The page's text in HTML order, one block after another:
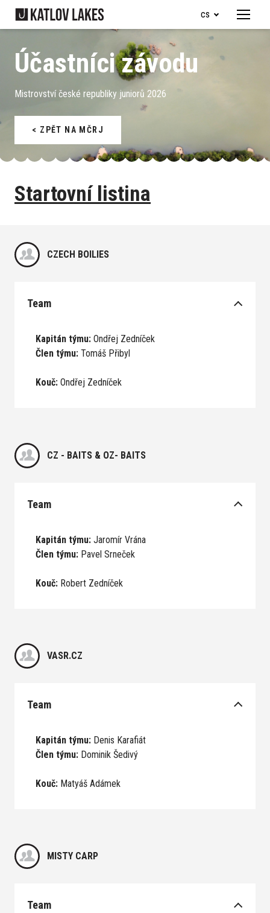
Menu
cs
Účastníci závodu
Mistrovství české republiky juniorů 2026
< ZPĚT NA MČRJ
Startovní listina
CZECH BOILIES
Team
Kapitán týmu: Ondřej Zedníček
Člen týmu: Tomáš Přibyl
Kouč: Ondřej Zedníček
CZ - BAITS & OZ- BAITS
Team
Kapitán týmu: Jaromír Vrána
Člen týmu: Pavel Srneček
Kouč: Robert Zedníček
VASR.CZ
Team
Kapitán týmu: Denis Karafiát
Člen týmu: Dominik Šedivý
Kouč: Matyáš Adámek
MISTY CARP
Team